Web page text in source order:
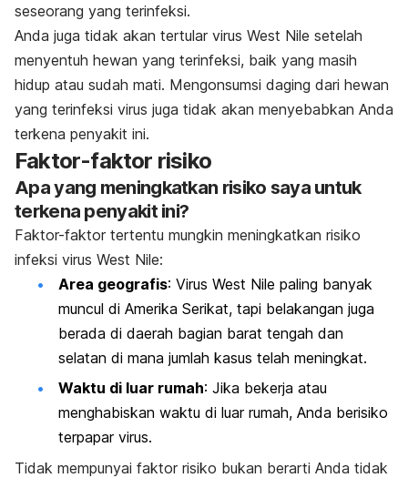
seseorang yang terinfeksi.
Anda juga tidak akan tertular virus West Nile setelah
menyentuh hewan yang terinfeksi, baik yang masih
hidup atau sudah mati. Mengonsumsi daging dari hewan
yang terinfeksi virus juga tidak akan menyebabkan Anda
terkena penyakit ini.
Faktor-faktor risiko
Apa yang meningkatkan risiko saya untuk
terkena penyakit ini?
Faktor-faktor tertentu mungkin meningkatkan risiko
infeksi virus West Nile:
Area geografis: Virus West Nile paling banyak
muncul di Amerika Serikat, tapi belakangan juga
berada di daerah bagian barat tengah dan
selatan di mana jumlah kasus telah meningkat.
Waktu di luar rumah: Jika bekerja atau
menghabiskan waktu di luar rumah, Anda berisiko
terpapar virus.
Tidak mempunyai faktor risiko bukan berarti Anda tidak